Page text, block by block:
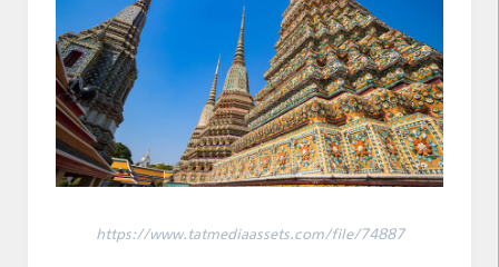
https://www.tatmediaassets.com/file/74887